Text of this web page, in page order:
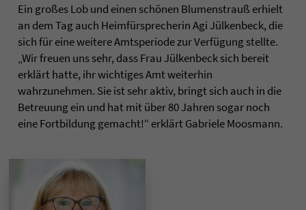
Ein großes Lob und einen schönen Blumenstrauß erhielt
an dem Tag auch Heimfürsprecherin Agi Jülkenbeck, die
sich für eine weitere Amtsperiode zur Verfügung stellte.
„Wir freuen uns sehr, dass Frau Jülkenbeck sich bereit
erklärt hatte, ihr wichtiges Amt weiterhin
wahrzunehmen. Sie ist sehr aktiv, bringt sich auch in die
Betreuung ein und hat mit über 80 Jahren sogar noch
eine Fortbildung gemacht!“ erklärt Gabriele Moosmann.